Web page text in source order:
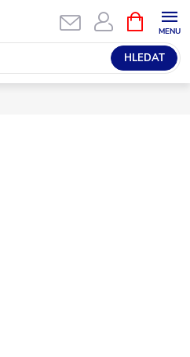
HLEDAT
NÁKUPNÍ
KOŠÍK